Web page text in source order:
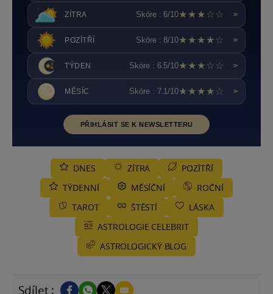
ZÍTRA Skóre : 6/10★★★☆☆ >
POZÍTŘÍ Skóre : 8/10★★★★☆ >
TÝDEN Skóre : 6.5/10★★★☆☆ >
MĚSÍC Skóre : 7.1/10★★★★☆ >
PŘIHLÁSIT SE K NEWSLETTERU
DNES ZÍTRA
POZÍTŘÍ
TÝDENNÍ
MĚSÍČNÍ
ROČNÍ
TAROT
ŠTĚSTÍ
LÁSKA
ASTROLOGIE CELEBRIT
ASTROLOGICKÝ BLOG
Sdílet :